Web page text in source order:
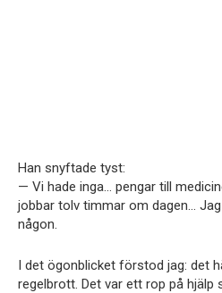
Han snyftade tyst:
— Vi hade inga… pengar till
jobbar tolv timmar om dagen…
någon.
I det ögonblicket förstod jag: det
regelbrott. Det var ett rop på hjälp